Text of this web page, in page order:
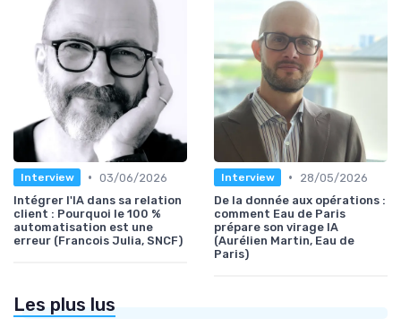
Interview • 03/06/2026
Intégrer l'IA dans sa relation
client : Pourquoi le 100 %
automatisation est une
erreur (Francois Julia, SNCF)
Interview •
28/05/2026
De la donnée aux opérations :
comment Eau de Paris
prépare son virage IA
(Aurélien Martin, Eau de
Paris)
Les plus lus